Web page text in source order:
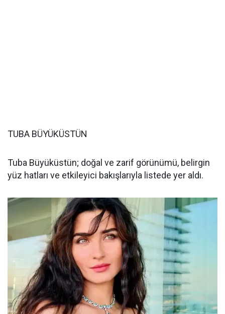
TUBA BÜYÜKÜSTÜN
Tuba Büyüküstün; doğal ve zarif görünümü, belirgin
yüz hatları ve etkileyici bakışlarıyla listede yer aldı.